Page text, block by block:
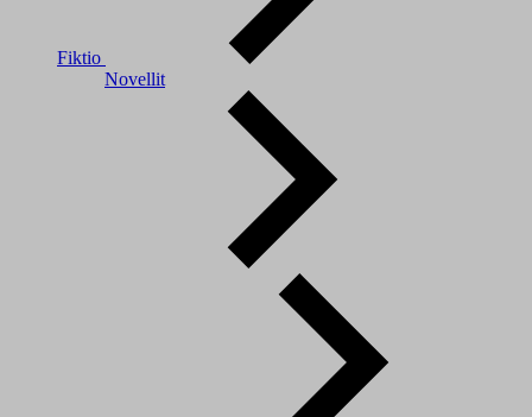
Fiktio
Novellit